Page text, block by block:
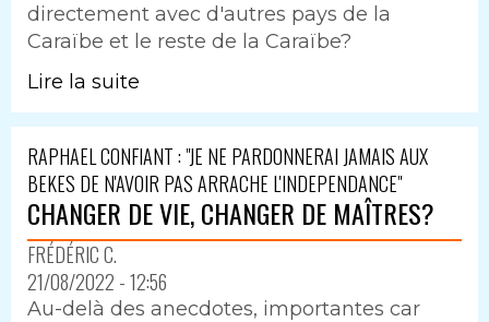
directement avec d'autres pays de la
Caraïbe et le reste de la Caraïbe?
Lire la suite
RAPHAEL CONFIANT : "JE NE PARDONNERAI JAMAIS AUX
BEKES DE N'AVOIR PAS ARRACHE L'INDEPENDANCE"
CHANGER DE VIE, CHANGER DE MAÎTRES?
FRÉDÉRIC C.
21/08/2022 - 12:56
Au-delà des anecdotes, importantes car